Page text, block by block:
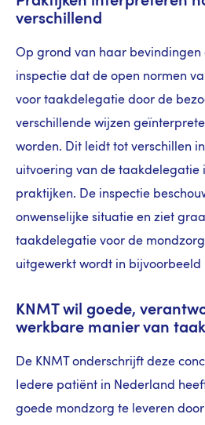
verschillend
Op grond van haar bevindingen
inspectie dat de open normen
voor taakdelegatie door de
verschillende wijzen
worden. Dit leidt tot verschillen
uitvoering van de taakdelegatie
praktijken. De inspectie
onwenselijke situatie en ziet
taakdelegatie voor de
uitgewerkt wordt in bijvoorbeeld
KNMT wil goede,
werkbare manier van
De KNMT onderschrijft deze
Iedere patiënt in Nederland
goede mondzorg te leveren